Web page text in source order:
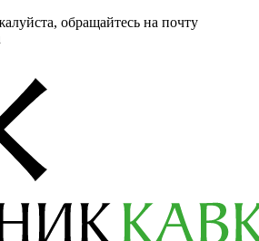
обращайтесь на почту